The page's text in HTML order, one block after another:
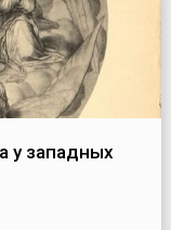
у западных